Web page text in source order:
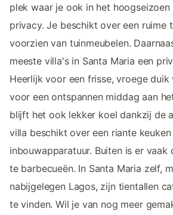
plek waar je ook in het hoogseizoen
privacy. Je beschikt over een ruime
voorzien van tuinmeubelen.
meeste villa's in Santa Maria een
Heerlijk voor een frisse, vroege
voor een ontspannen middag aan
blijft het ook lekker koel dankzij de
villa beschikt over een riante
inbouwapparatuur. Buiten is er vaak
te barbecueën. In Santa Maria zelf,
nabijgelegen Lagos, zijn tientallen
te vinden. Wil je van nog meer